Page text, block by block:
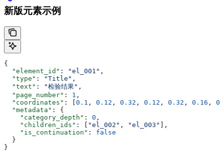
新版元素示例
{
  "element_id"
: "el_001" ,
  "type"
: "Title" ,
  "text"
: "检验结果" ,
  "page_number"
: 1 ,
  "coordinates"
: [ 0.1 , 0.12 , 0.32 , 0.12 , 0.32 , 0.16 ,
  "metadata"
: {
    "category_depth"
: 0 ,
    "children_ids"
: [ "el_002" , "el_003"
],
    "is_continuation"
: false
  }
}